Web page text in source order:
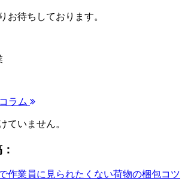
お待ちしております。
ラム
ていません。
作業員に見られたくない荷物の梱包コツ